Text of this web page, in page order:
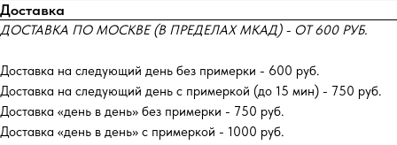
Доставка
ДОСТАВКА ПО МОСКВЕ (В ПРЕДЕЛАХ МКАД) - ОТ 600 РУБ.
Доставка на следующий день без примерки - 600 руб.
Доставка на следующий день с примеркой (до 15 мин) - 750 руб.
Доставка «день в день» без примерки - 750 руб.
Доставка «день в день» с примеркой - 1000 руб.